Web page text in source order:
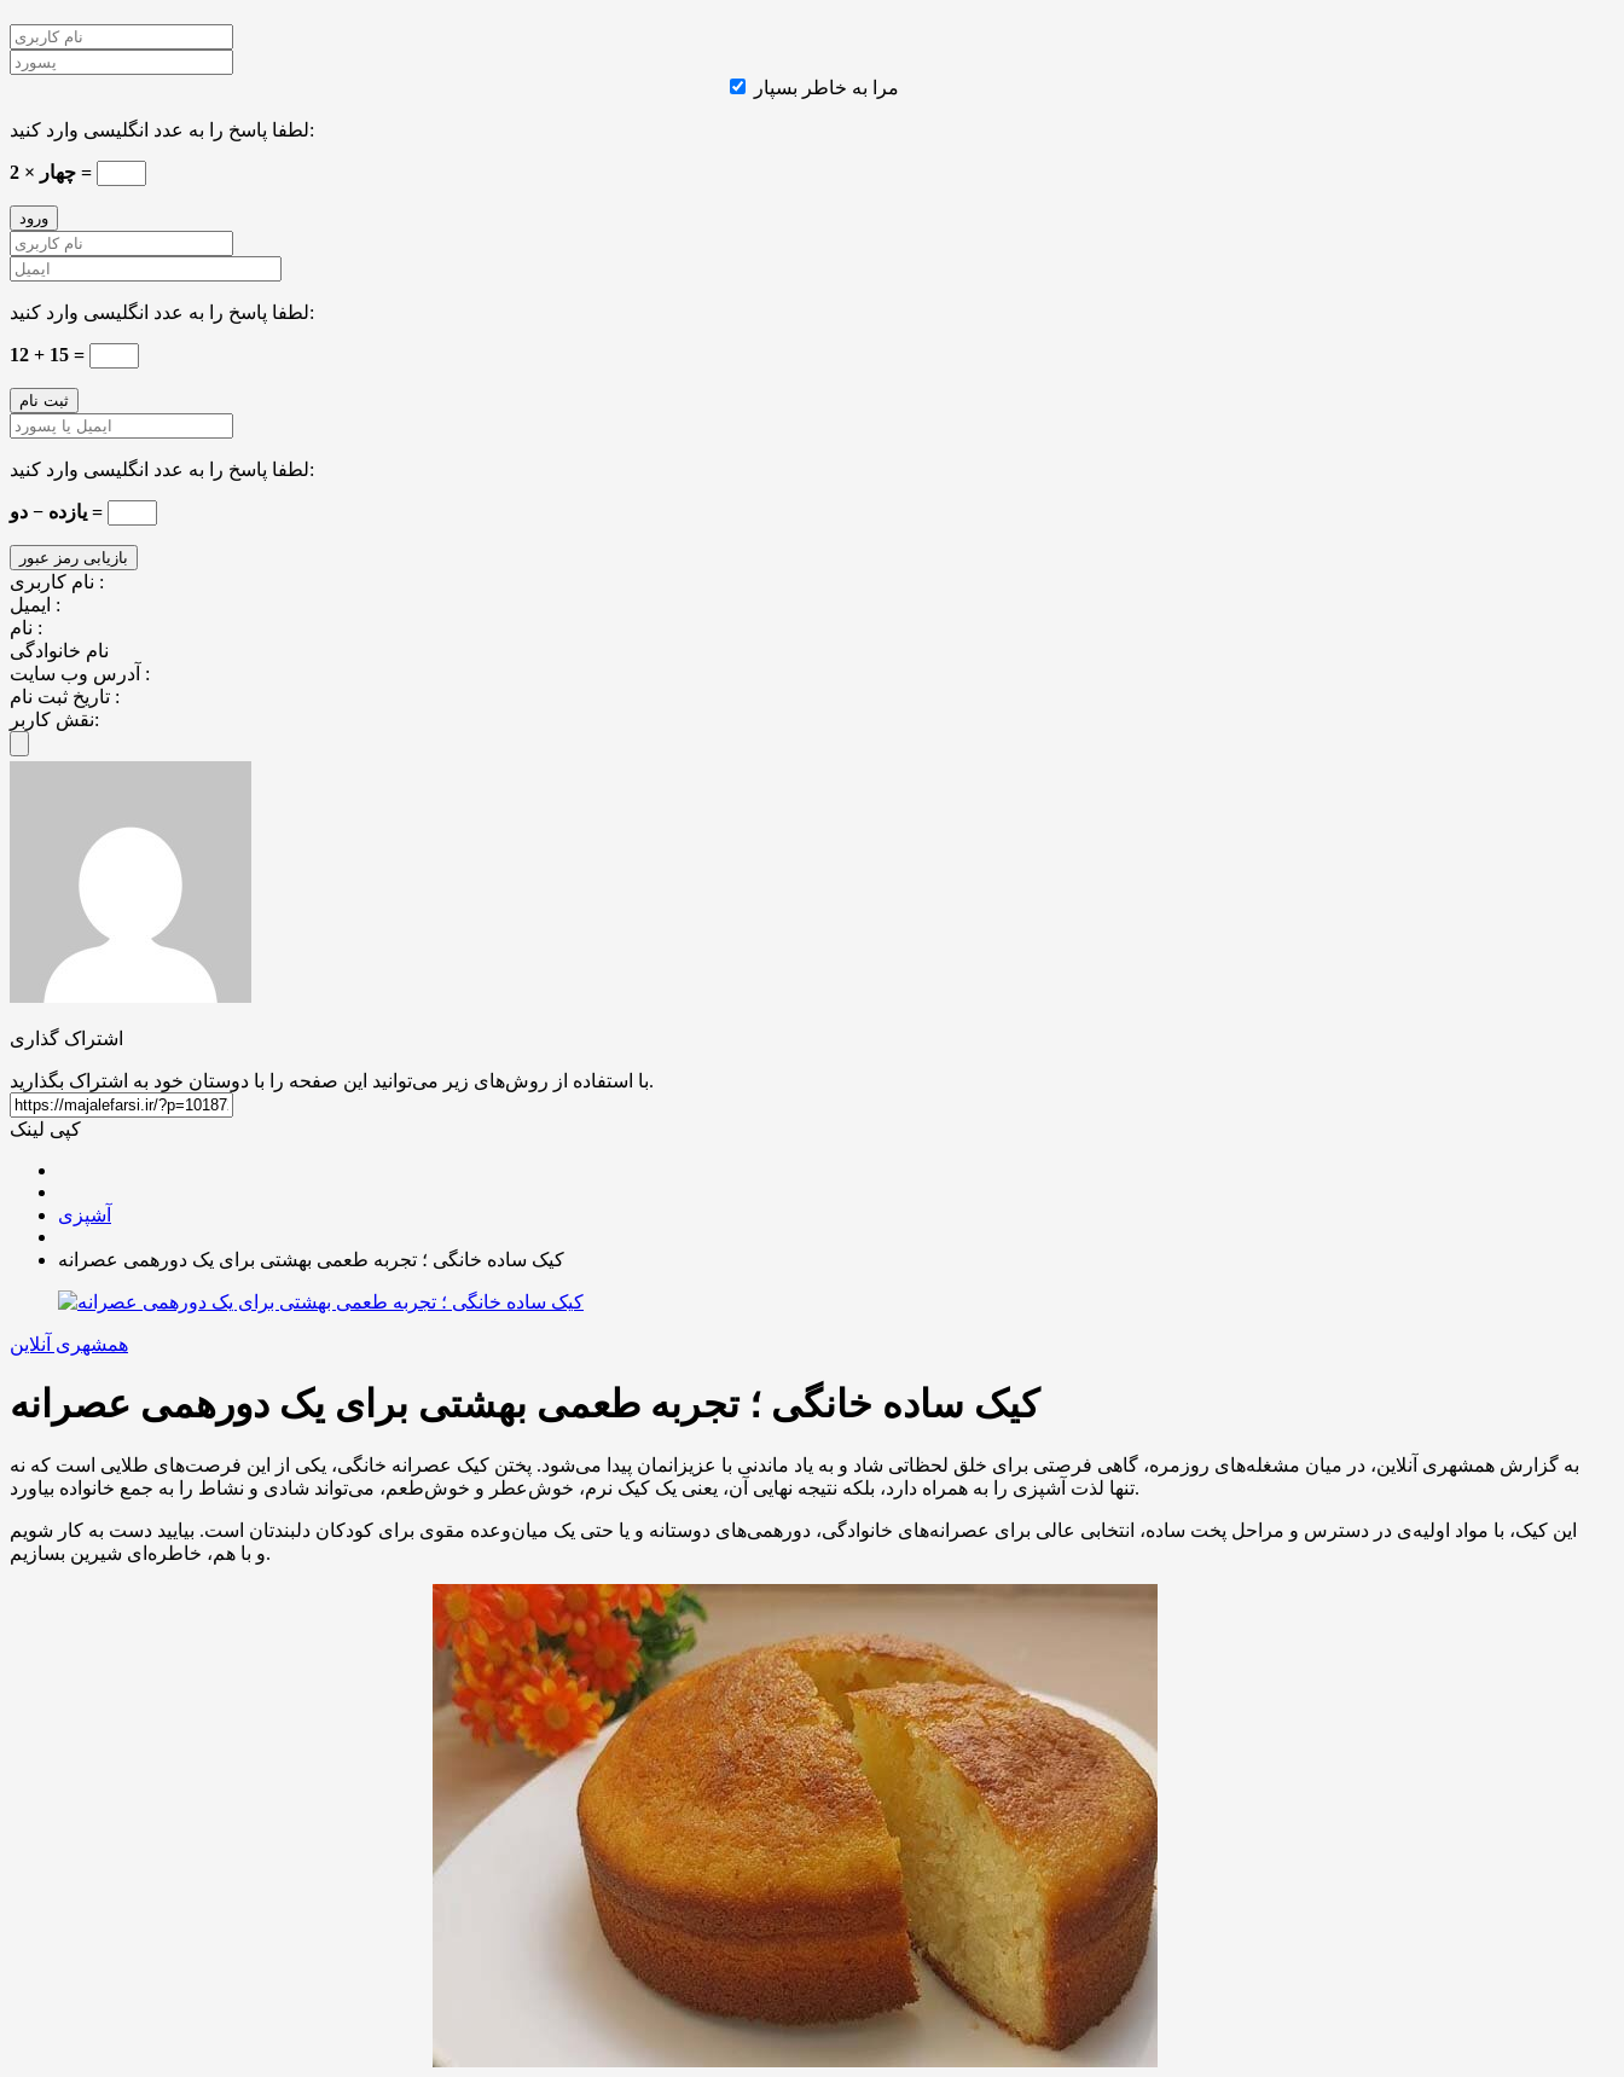
مرا به خاطر بسپار
لطفا پاسخ را به عدد انگلیسی وارد کنید:
2 × چهار =
لطفا پاسخ را به عدد انگلیسی وارد کنید:
12 + 15 =
لطفا پاسخ را به عدد انگلیسی وارد کنید:
یازده − دو =
نام کاربری :
ایمیل :
نام :
نام خانوادگی
آدرس وب سایت :
تاریخ ثبت نام :
نقش کاربر:
اشتراک گذاری
با استفاده از روش‌های زیر می‌توانید این صفحه را با دوستان خود به اشتراک بگذارید.
کپی لینک
آشپزی
کیک ساده خانگی ؛ تجربه طعمی بهشتی برای یک دورهمی عصرانه
همشهری آنلاین
کیک ساده خانگی ؛ تجربه طعمی بهشتی برای یک دورهمی عصرانه
به گزارش همشهری آنلاین، در میان مشغله‌های روزمره، گاهی فرصتی برای خلق لحظاتی شاد و به یاد ماندنی با عزیزانمان پیدا می‌شود. پختن کیک عصرانه خانگی، یکی از این فرصت‌های طلایی است که نه
تنها لذت آشپزی را به همراه دارد، بلکه نتیجه نهایی آن، یعنی یک کیک نرم، خوش‌عطر و خوش‌طعم، می‌تواند شادی و نشاط را به جمع خانواده بیاورد.
این کیک، با مواد اولیه‌ی در دسترس و مراحل پخت ساده، انتخابی عالی برای عصرانه‌های خانوادگی، دورهمی‌های دوستانه و یا حتی یک میان‌وعده مقوی برای کودکان دلبندتان است. بیایید دست به کار شویم
و با هم، خاطره‌ای شیرین بسازیم.